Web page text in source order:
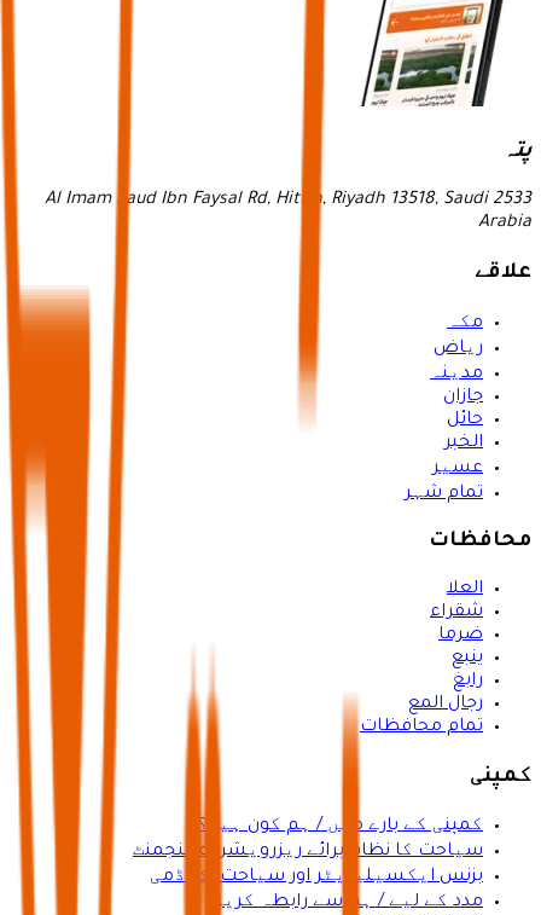
پتہ
2533 Al Imam Saud Ibn Faysal Rd, Hittin, Riyadh 13518, Saudi
Arabia
علاقے
مکہ
ریاض
مدینہ
جازان
حائل
الخبر
عسیر
تمام شہر
محافظات
العلا
شقراء
ضرما
ينبع
رابغ
رجال المع
تمام محافظات
کمپنی
کمپنی کے بارے میں / ہم کون ہیں؟
سیاحت کا نظام برائے ریزرویشن مینجمنٹ
بزنس ایکسیلیریٹر اور سیاحت اکیڈمی
مدد کے لیے / ہم سے رابطہ کریں